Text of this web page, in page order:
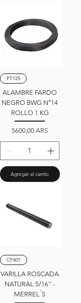
PT125
ALAMBRE FARDO
NEGRO BWG N°14
ROLLO 1 KG
Precio
5600,00 ARS
Agregar al carrito
CF601
VARILLA ROSCADA
NATURAL 5/16'' -
MERREL ́S